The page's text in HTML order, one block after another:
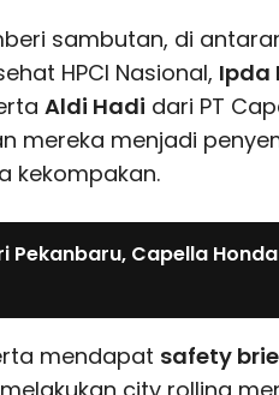
sambutan, di
HPCI Nasional, Ipda
Aldi Hadi dari PT
mereka menjadi
kekompakan.
Pekanbaru, Capella Honda
mendapat safety